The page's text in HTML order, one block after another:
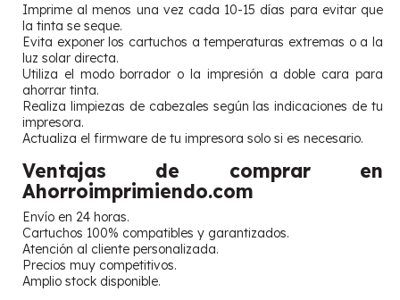
Imprime al menos una vez cada 10-15 días para evitar que
la tinta se seque.
Evita exponer los cartuchos a temperaturas extremas o a la
luz solar directa.
Utiliza el modo borrador o la impresión a doble cara para
ahorrar tinta.
Realiza limpiezas de cabezales según las indicaciones de tu
impresora.
Actualiza el firmware de tu impresora solo si es necesario.
Ventajas de comprar en
Ahorroimprimiendo.com
Envío en 24 horas.
Cartuchos 100% compatibles y garantizados.
Atención al cliente personalizada.
Precios muy competitivos.
Amplio stock disponible.